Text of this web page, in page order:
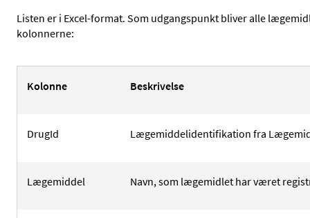
Listen er i Excel-format. Som udgangspunkt bliver alle
kolonnerne:
Kolonne Beskrivelse
DrugId Lægemiddelidentifikation fra
Lægemiddel Navn, som lægemidlet har været